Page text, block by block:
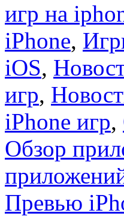
игр на
iPhone,
iOS,
игр,
iPhone игр,
Обзор
Превью